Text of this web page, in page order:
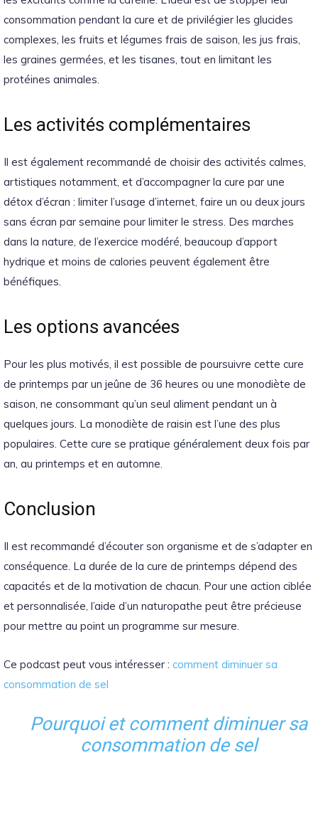
consommation pendant la cure et de privilégier les glucides
complexes, les fruits et légumes frais de saison, les jus frais,
les graines germées, et les tisanes, tout en limitant les
protéines animales.
Les activités complémentaires
Il est également recommandé de choisir des activités calmes,
artistiques notamment, et d’accompagner la cure par une
détox d’écran : limiter l’usage d’internet, faire un ou deux jours
sans écran par semaine pour limiter le stress. Des marches
dans la nature, de l’exercice modéré, beaucoup d’apport
hydrique et moins de calories peuvent également être
bénéfiques.
Les options avancées
Pour les plus motivés, il est possible de poursuivre cette cure
de printemps par un jeûne de 36 heures ou une monodiète de
saison, ne consommant qu’un seul aliment pendant un à
quelques jours. La monodiète de raisin est l’une des plus
populaires. Cette cure se pratique généralement deux fois par
an, au printemps et en automne.
Conclusion
Il est recommandé d’écouter son organisme et de s’adapter en
conséquence. La durée de la cure de printemps dépend des
capacités et de la motivation de chacun. Pour une action ciblée
et personnalisée, l’aide d’un naturopathe peut être précieuse
pour mettre au point un programme sur mesure.
Ce podcast peut vous intéresser : comment diminuer sa
consommation de sel
Pourquoi et comment diminuer sa
consommation de sel